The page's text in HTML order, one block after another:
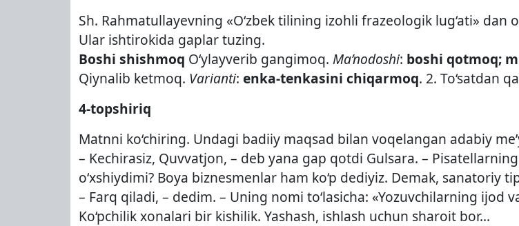
Sh. Rahmatullayevning «O‘zbek tilining izohli frazeologik lug‘ati»
Ular ishtirokida gaplar tuzing.
Boshi shishmoq O‘ylayverib gangimoq. Ma’nodoshi: boshi qotmoq;
Qiynalib ketmoq. Varianti: enka-tenkasini chiqarmoq. 2. To‘satdan
4-topshiriq
Matnni ko‘chiring. Undagi badiiy maqsad bilan voqelangan adabiy
– Kechirasiz, Quvvatjon, – deb yana gap qotdi Gulsara. –
o‘xshiydimi? Boya biznesmenlar ham ko‘p dediyiz. Demak, sanatoriy
– Farq qiladi, – dedim. – Uning nomi to‘lasicha: «Yozuvchilarning ijod
Ko‘pchilik xonalari bir kishilik. Yashash, ishlash uchun sharoit bor…